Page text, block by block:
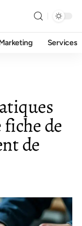
Services
de
de